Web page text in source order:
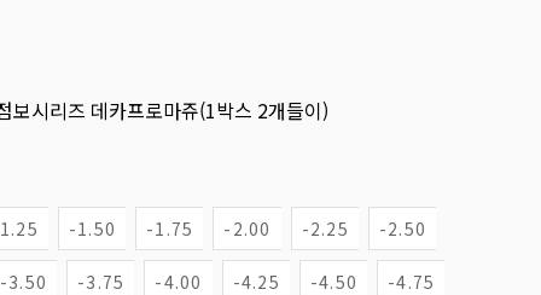
시리즈 데카프로마쥬(1박스 2개들이)
-1.50 -1.75 -2.00 -2.25 -2.50
-3.50 -3.75 -4.00 -4.25 -4.50 -4.75